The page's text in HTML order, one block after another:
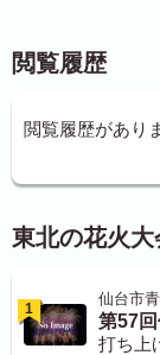
閲覧履歴
閲覧履歴があり
東北の花火
1
仙台市
第57
打ち上